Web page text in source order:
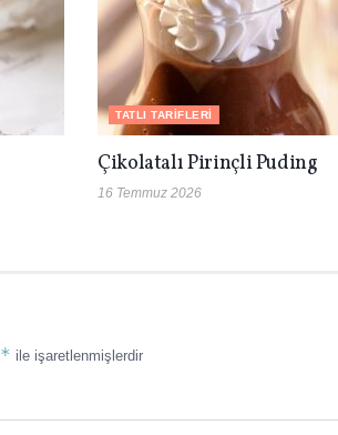
TATLI TARIFLERI
Çikolatalı Pirinçli Puding
16 Temmuz 2026
* ile işaretlenmişlerdir